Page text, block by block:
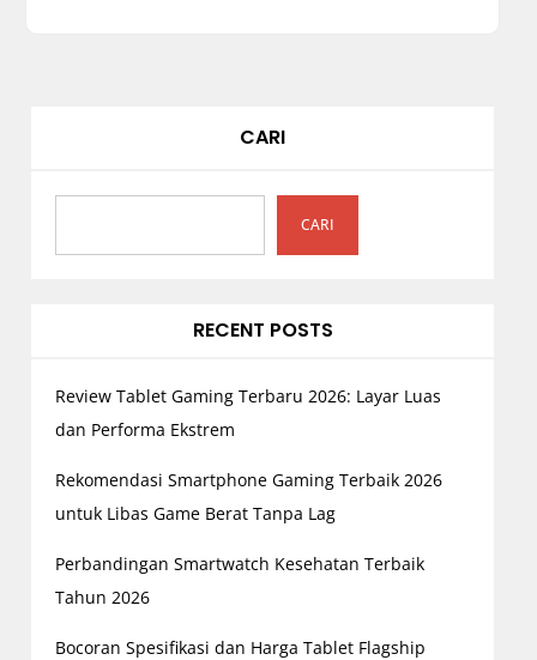
CARI
CARI
RECENT POSTS
Review Tablet Gaming Terbaru 2026: Layar Luas
dan Performa Ekstrem
Rekomendasi Smartphone Gaming Terbaik 2026
untuk Libas Game Berat Tanpa Lag
Perbandingan Smartwatch Kesehatan Terbaik
Tahun 2026
Bocoran Spesifikasi dan Harga Tablet Flagship